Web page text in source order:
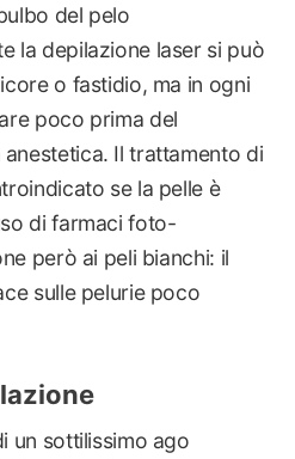
del pelo
la depilazione laser si può
o fastidio, ma in ogni
poco prima del
Il trattamento di
se la pelle è
di farmaci foto-
però ai peli bianchi: il
sulle pelurie poco
un sottilissimo ago